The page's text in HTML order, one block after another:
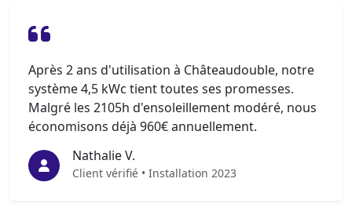
Après 2 ans d'utilisation à Châteaudouble, notre
système 4,5 kWc tient toutes ses promesses.
Malgré les 2105h d'ensoleillement modéré, nous
économisons déjà 960€ annuellement.
Nathalie V.
Client vérifié • Installation 2023